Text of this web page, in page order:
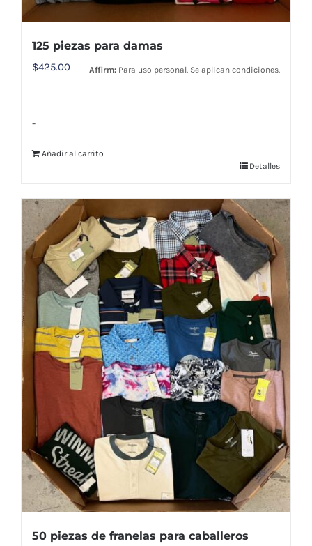
125 piezas para damas
$425.00 Affirm: Para uso personal. Se aplican condiciones.
-
Añadir al carrito
Detalles
50 piezas de franelas para caballeros